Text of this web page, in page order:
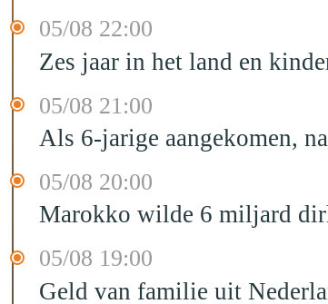
05/08 22:00
Zes jaar in het land en
05/08 21:00
Als 6-jarige aangekomen,
05/08 20:00
Marokko wilde 6 miljard
05/08 19:00
Geld van familie uit